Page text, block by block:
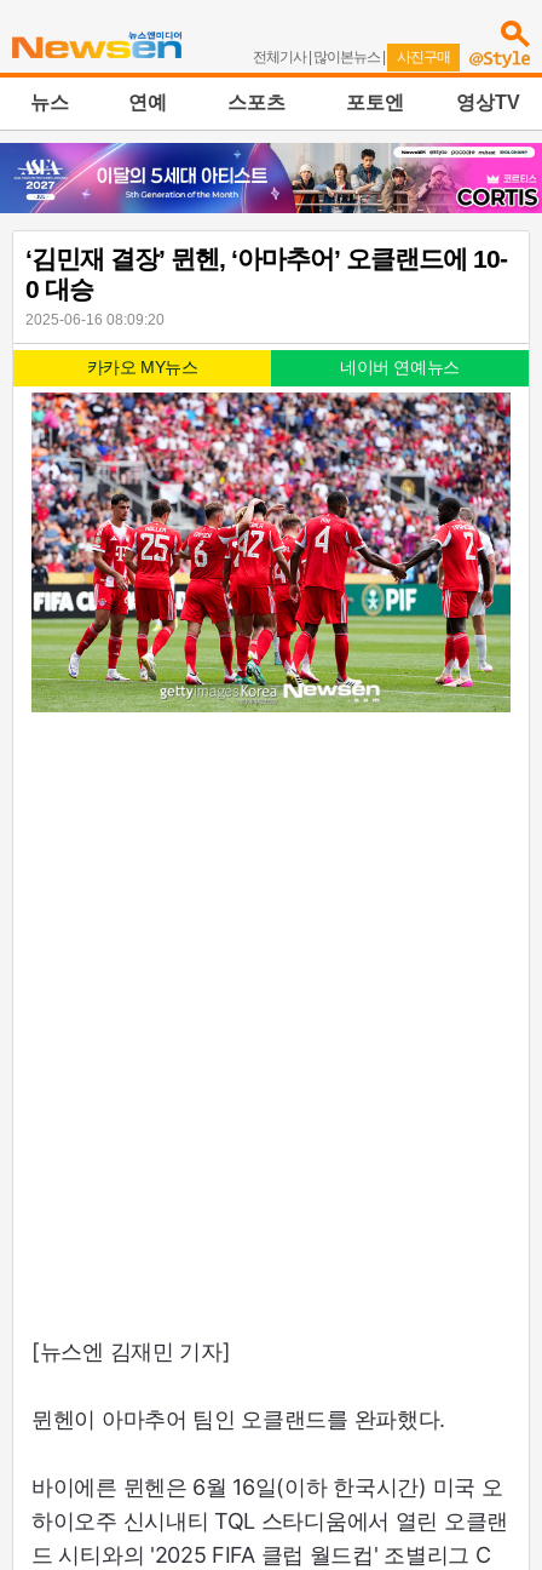
전체기사| 많이본뉴스 | 사진구매
뉴스 연예 스포츠 포토엔 영상TV
‘김민재 결장’ 뮌헨, ‘아마추어’ 오클랜드에 10-
0 대승
2025-06-16 08:09:20
카카오 MY뉴스 네이버 연예뉴스
[뉴스엔 김재민 기자]
뮌헨이 아마추어 팀인 오클랜드를 완파했다.
바이에른 뮌헨은 6월 16일(이하 한국시간) 미국 오
하이오주 신시내티 TQL 스타디움에서 열린 오클랜
드 시티와의 '2025 FIFA 클럽 월드컵' 조별리그 C